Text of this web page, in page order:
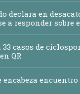
declara en
a responder sobre
casos de
QR